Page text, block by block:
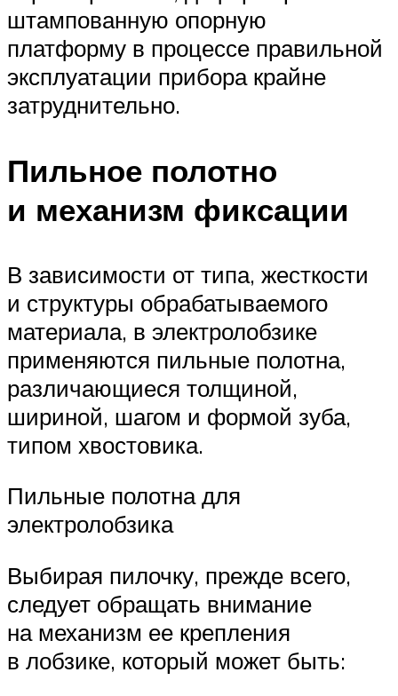
штампованную опорную
платформу в процессе правильной
эксплуатации прибора крайне
затруднительно.
Пильное полотно
и механизм фиксации
В зависимости от типа, жесткости
и структуры обрабатываемого
материала, в электролобзике
применяются пильные полотна,
различающиеся толщиной,
шириной, шагом и формой зуба,
типом хвостовика.
Пильные полотна для
электролобзика
Выбирая пилочку, прежде всего,
следует обращать внимание
на механизм ее крепления
в лобзике, который может быть: